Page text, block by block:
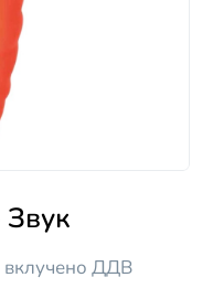
вклучено ДДВ